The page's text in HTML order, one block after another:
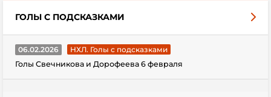
ГОЛЫ С ПОДСКАЗКАМИ
06.02.2026
НХЛ. Голы с подсказками
Голы Свечникова и Дорофеева 6 февраля